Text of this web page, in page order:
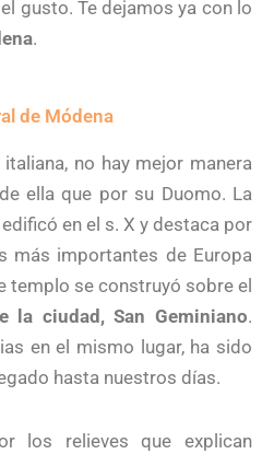
gusto. Te dejamos ya con lo
.
de Módena
no hay mejor manera
ella que por su Duomo. La
en el s. X y destaca por
más importantes de Europa
templo se construyó sobre el
la ciudad, San Geminiano.
en el mismo lugar, ha sido
hasta nuestros días.
los relieves que explican